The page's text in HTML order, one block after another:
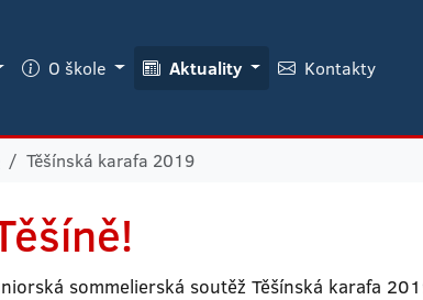
O škole Aktuality Kontakty
Těšínská karafa 2019
sommelierská soutěž Těšínská karafa